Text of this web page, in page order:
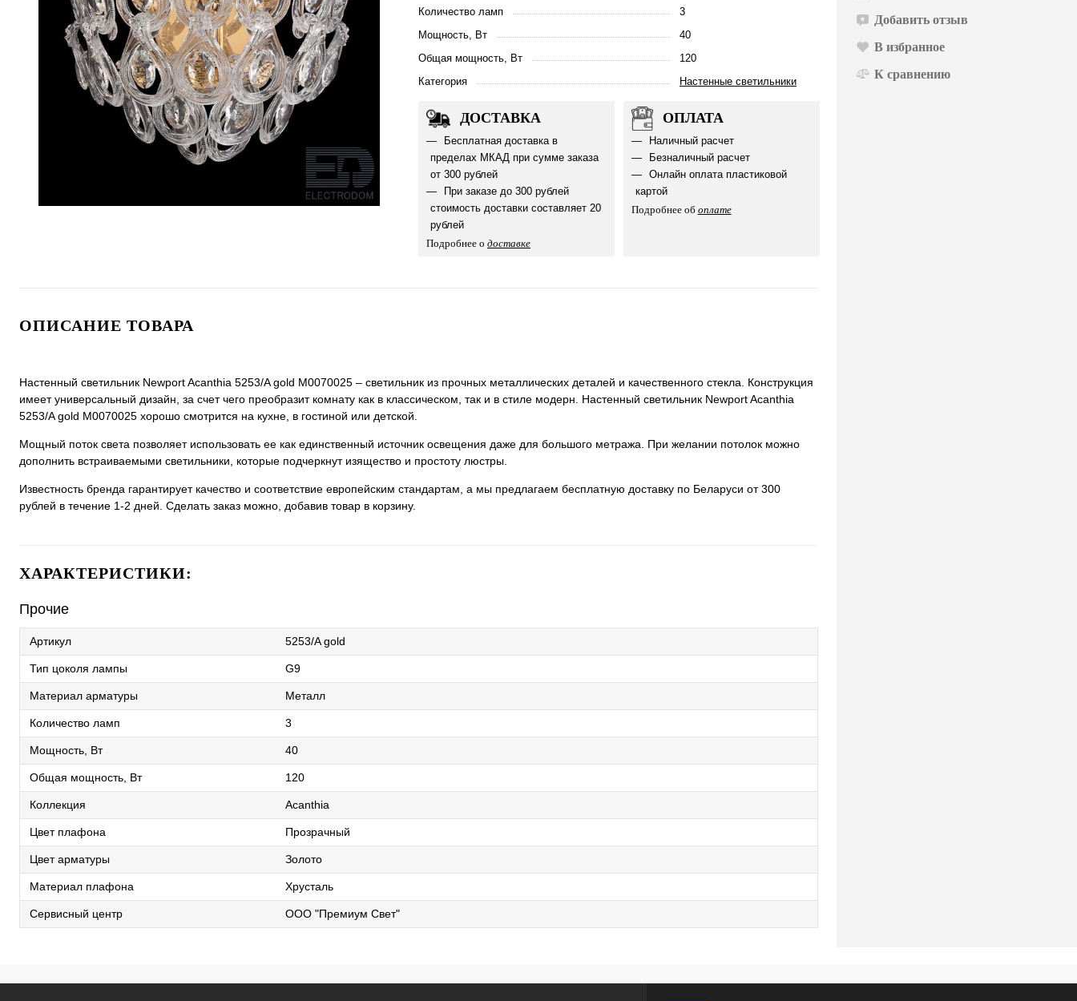
Количество ламп
3
Мощность, Вт
40
Общая мощность, Вт
120
Категория
Настенные светильники
ДОСТАВКА
Бесплатная доставка в
пределах МКАД при сумме заказа
от 300 рублей
При заказе до 300 рублей
стоимость доставки составляет 20
рублей
Подробнее о доставке
ОПЛАТА
Наличный расчет
Безналичный расчет
Онлайн оплата пластиковой
картой
Подробнее об оплате
ОПИСАНИЕ ТОВАРА
Настенный светильник Newport Acanthia 5253/A gold М0070025 – светильник из прочных металлических деталей и качественного стекла. Конструкция
имеет универсальный дизайн, за счет чего преобразит комнату как в классическом, так и в стиле модерн. Настенный светильник Newport Acanthia
5253/A gold М0070025 хорошо смотрится на кухне, в гостиной или детской.
Мощный поток света позволяет использовать ее как единственный источник освещения даже для большого метража. При желании потолок можно
дополнить встраиваемыми светильники, которые подчеркнут изящество и простоту люстры.
Известность бренда гарантирует качество и соответствие европейским стандартам, а мы предлагаем бесплатную доставку по Беларуси от 300
рублей в течение 1-2 дней. Сделать заказ можно, добавив товар в корзину.
ХАРАКТЕРИСТИКИ:
Прочие
Артикул 5253/A gold
Тип цоколя лампы G9
Материал арматуры Металл
Количество ламп 3
Мощность, Вт 40
Общая мощность, Вт 120
Коллекция Acanthia
Цвет плафона Прозрачный
Цвет арматуры Золото
Материал плафона Хрусталь
Сервисный центр ООО "Премиум Свет"
Добавить отзыв
В избранное
К сравнению